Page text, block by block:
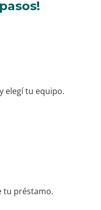
elegí tu equipo.
tu préstamo.